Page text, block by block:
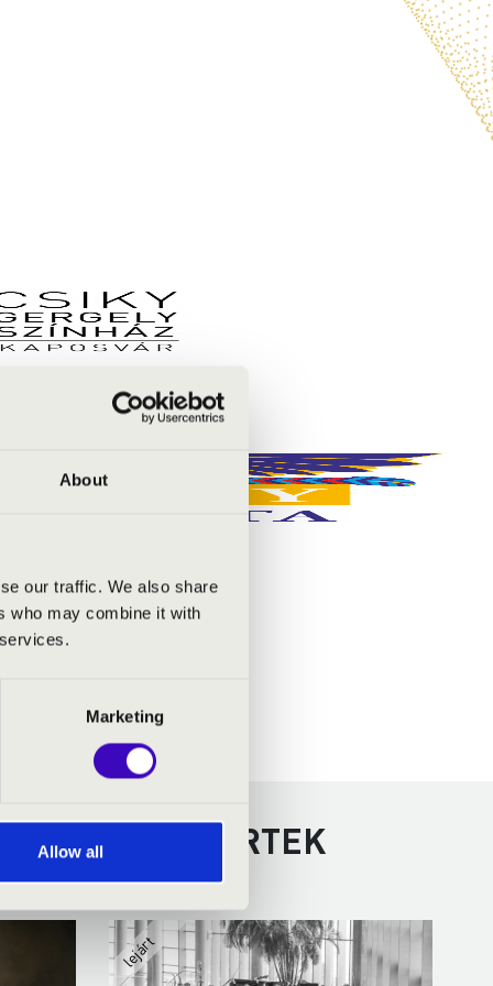
About
our traffic. We also share
who may combine it with
Marketing
Allow all KONCERTEK